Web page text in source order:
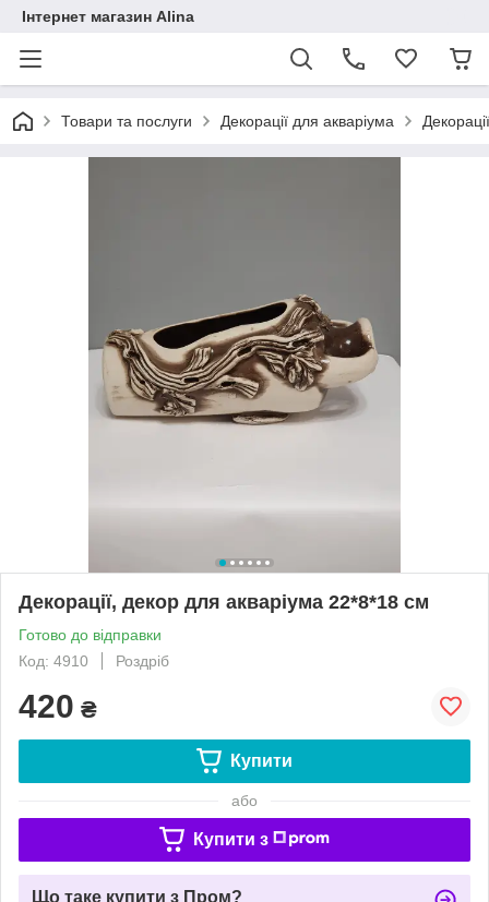
Інтернет магазин Alina
Товари та послуги Декорації для акваріума
Декорації, декор для акваріума 22*8*18 см
Готово до відправки
Код: 4910
Роздріб
420 ₴
Купити
або
Купити з
Що таке купити з Пром?